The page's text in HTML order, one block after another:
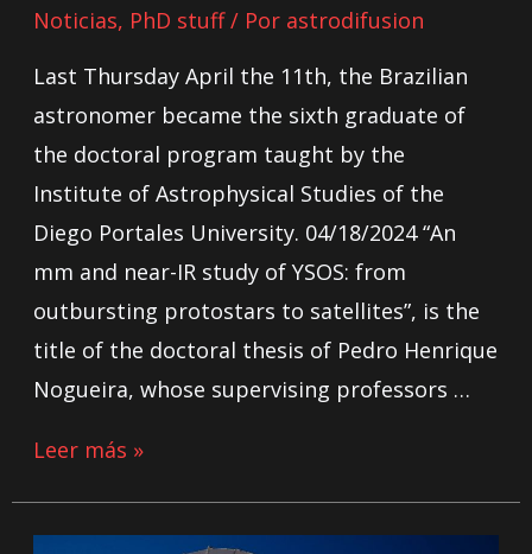
Noticias, PhD stuff/ Por astrodifusion
Last Thursday April the 11th, the Brazilian
astronomer became the sixth graduate of
the doctoral program taught by the
Institute of Astrophysical Studies of the
Diego Portales University. 04/18/2024 “An
mm and near-IR study of YSOS: from
outbursting protostars to satellites”, is the
title of the doctoral thesis of Pedro Henrique
Nogueira, whose supervising professors …
Leer más »